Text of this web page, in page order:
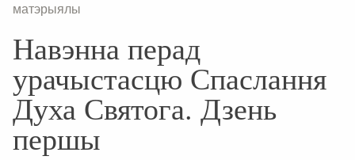
матэрыялы
Навэнна перад
урачыстасцю Спаслання
Духа Святога. Дзень
першы